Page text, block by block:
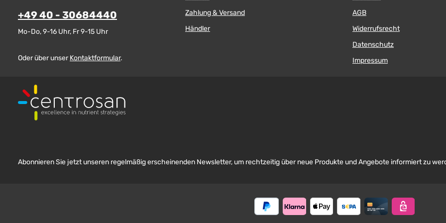
+49 40 - 30684440
Mo-Do, 9-16 Uhr, Fr 9-15 Uhr
Oder über unserKontaktformular.
Zahlung & Versand
Händler
AGB
Widerrufsrecht
Datenschutz
Impressum
Abonnieren Sie jetzt unseren regelmäßig erscheinenden Newsletter, um rechtzeitig über neue Produkte und Angebote informiert zu